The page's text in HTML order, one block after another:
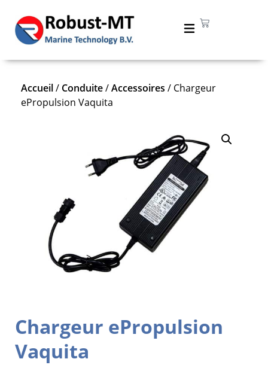
Chargeur ePropulsion
Vaquita
Accueil/ Conduite/Accessoires / Chargeur
ePropulsion Vaquita